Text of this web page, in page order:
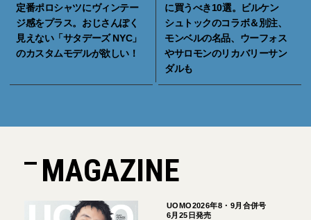
定番ポロシャツにヴィンテー
ジ感をプラス。おじさんぽく
見えない「サタデーズ NYC」
のカスタムモデルが欲しい！
に買うべき10選。ビルケン
シュトックのコラボ＆別注、
モンベルの名品、ウーフォス
やサロモンのリカバリーサン
ダルも
MAGAZINE
UOMO2026年8・9月合併号
6月25日発売